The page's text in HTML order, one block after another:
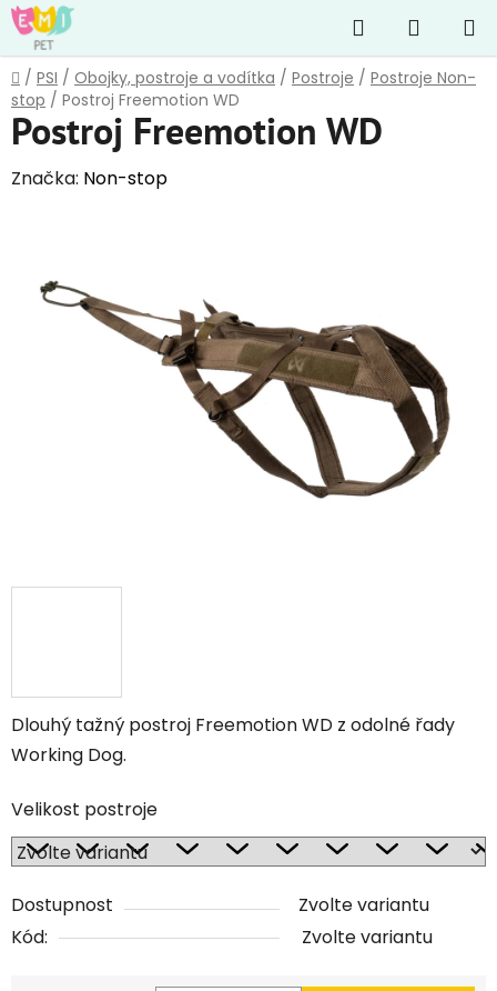
Přejít
na
obsah
Hledat
KOŠÍK
Domů
/ PSI / Obojky, postroje a vodítka / Postroje / Postroje Non-
stop / Postroj Freemotion WD
Dlouhý tažný postroj Freemotion WD z odolné řady
Working Dog.
Velikost postroje
Dostupnost
Zvolte variantu
Kód:
Zvolte variantu
Postroj Freemotion WD
Značka: Non-stop